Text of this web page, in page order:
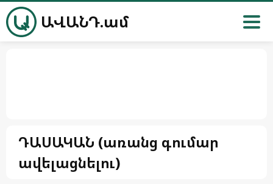
ԱՎԱՆԴ.ամ
ԴԱՍԱԿԱՆ (առանց գումար
ավելացնելու)